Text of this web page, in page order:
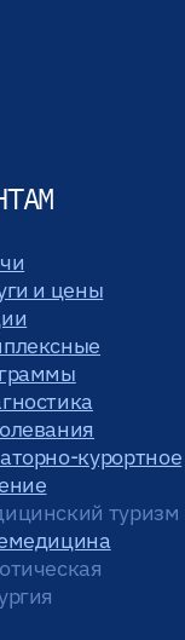
и цены
курортное
туризм